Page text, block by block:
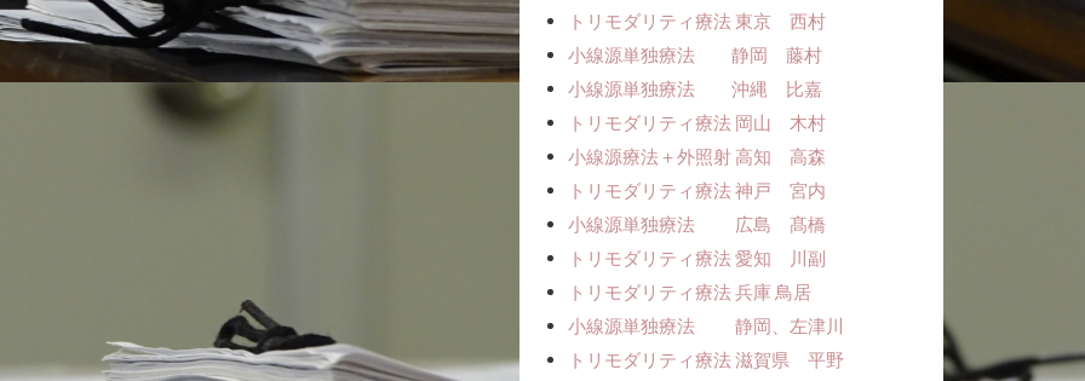
トリモダリティ療法 東京 西村
小線源単独療法 静岡 藤村
小線源単独療法 沖縄 比嘉
トリモダリティ療法 岡山 木村
小線源療法＋外照射 高知 高森
トリモダリティ療法 神戸 宮内
小線源単独療法 広島 髙橋
トリモダリティ療法 愛知 川副
トリモダリティ療法 兵庫 鳥居
小線源単独療法 静岡、左津川
トリモダリティ療法 滋賀県 平野